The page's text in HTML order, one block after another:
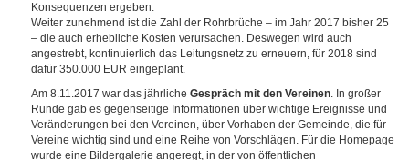
Konsequenzen ergeben.
Weiter zunehmend ist die Zahl der Rohrbrüche – im Jahr 2017 bisher 25
– die auch erhebliche Kosten verursachen. Deswegen wird auch
angestrebt, kontinuierlich das Leitungsnetz zu erneuern, für 2018 sind
dafür 350.000 EUR eingeplant.
Am 8.11.2017 war das jährliche Gespräch mit den Vereinen. In großer
Runde gab es gegenseitige Informationen über wichtige Ereignisse und
Veränderungen bei den Vereinen, über Vorhaben der Gemeinde, die für
Vereine wichtig sind und eine Reihe von Vorschlägen. Für die Homepage
wurde eine Bildergalerie angeregt, in der von öffentlichen